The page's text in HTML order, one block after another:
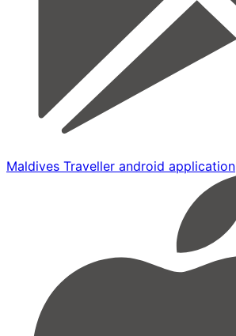
Maldives Traveller android application